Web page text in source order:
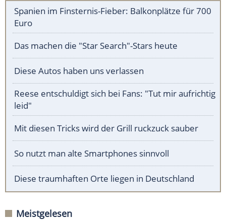
Spanien im Finsternis-Fieber: Balkonplätze für 700
Euro
Das machen die "Star Search"-Stars heute
Diese Autos haben uns verlassen
Reese entschuldigt sich bei Fans: "Tut mir aufrichtig
leid"
Mit diesen Tricks wird der Grill ruckzuck sauber
So nutzt man alte Smartphones sinnvoll
Diese traumhaften Orte liegen in Deutschland
Meistgelesen